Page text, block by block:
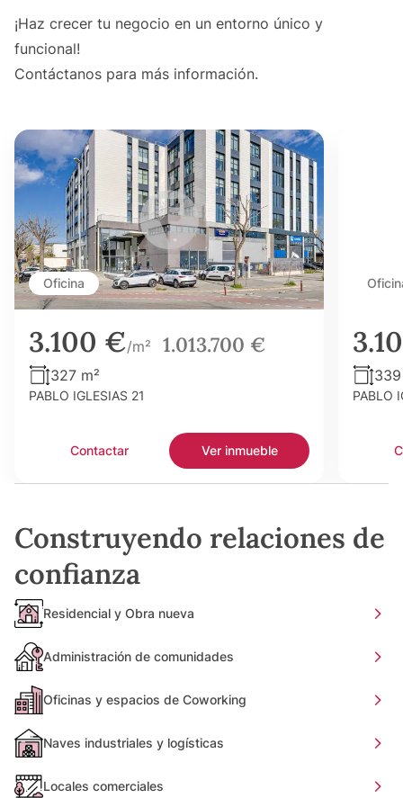
¡Haz crecer tu negocio en un entorno único y
funcional!
Contáctanos para más información.
Oficina
3.100 €/m² 1.013.700 €
327 m²
PABLO IGLESIAS 21
Contactar Ver inmueble
PABLO
Construyendo relaciones de
confianza
Residencial y Obra nueva
Administración de comunidades
Oficinas y espacios de Coworking
Naves industriales y logísticas
Locales comerciales